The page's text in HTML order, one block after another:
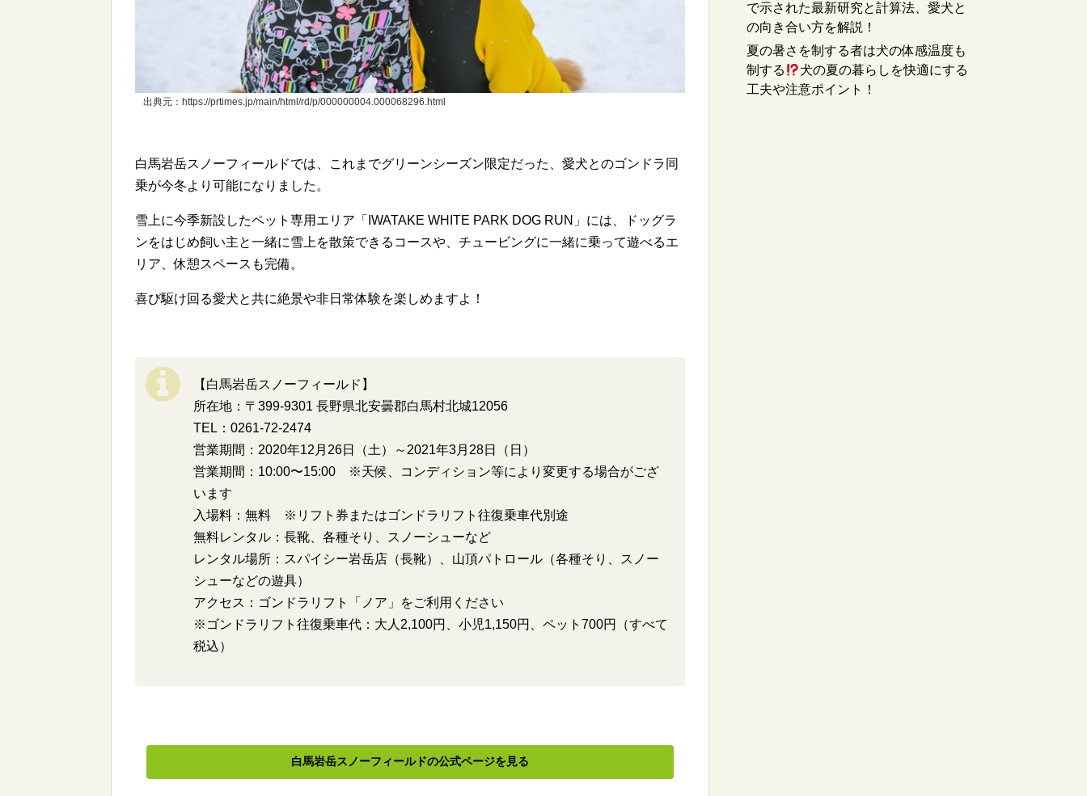
出典元：https://prtimes.jp/main/html/rd/p/000000004.000068296.html
白馬岩岳スノーフィールドでは、これまでグリーンシーズン限定だった、愛犬とのゴンドラ同
乗が今冬より可能になりました。
雪上に今季新設したペット専用エリア「IWATAKE WHITE PARK DOG RUN」には、ドッグラ
ンをはじめ飼い主と一緒に雪上を散策できるコースや、チュービングに一緒に乗って遊べるエ
リア、休憩スペースも完備。
喜び駆け回る愛犬と共に絶景や非日常体験を楽しめますよ！
【白馬岩岳スノーフィールド】
所在地：〒399-9301 長野県北安曇郡白馬村北城12056
TEL：0261-72-2474
営業期間：2020年12月26日（土）～2021年3月28日（日）
営業期間：10:00〜15:00 ※天候、コンディション等により変更する場合がござ
います
入場料：無料 ※リフト券またはゴンドラリフト往復乗車代別途
無料レンタル：長靴、各種そり、スノーシューなど
レンタル場所：スパイシー岩岳店（長靴）、山頂パトロール（各種そり、スノー
シューなどの遊具）
アクセス：ゴンドラリフト「ノア」をご利用ください
※ゴンドラリフト往復乗車代：大人2,100円、小児1,150円、ペット700円（すべて
税込）
白馬岩岳スノーフィールドの公式ページを見る
で示された最新研究と計算法、愛犬と
の向き合い方を解説！
夏の暑さを制する者は犬の体感温度も
制する
犬の夏の暮らしを快適にする
工夫や注意ポイント！